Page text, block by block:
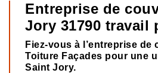
Entreprise de
Jory 31790 travail
Fiez-vous à l’entreprise de
Toiture Façades pour une
Saint Jory.